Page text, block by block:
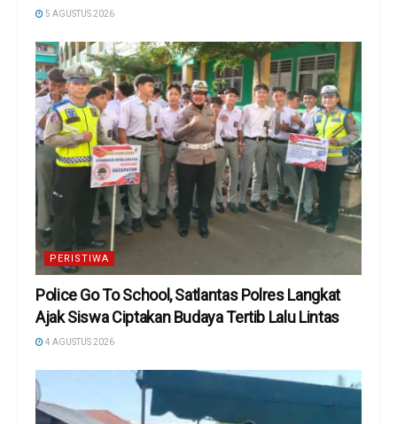
5 AGUSTUS 2026
PERISTIWA
Police Go To School, Satlantas Polres Langkat
Ajak Siswa Ciptakan Budaya Tertib Lalu Lintas
4 AGUSTUS 2026